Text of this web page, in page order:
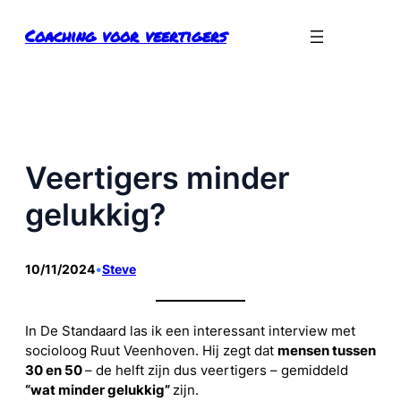
naarCoaching voor veertigers
Veertigers minder
gelukkig?
10/11/2024•Steve
In De Standaard las ik een interessant interview met
socioloog Ruut Veenhoven. Hij zegt dat mensen tussen
30 en 50– de helft zijn dus veertigers – gemiddeld
“wat minder gelukkig” zijn.